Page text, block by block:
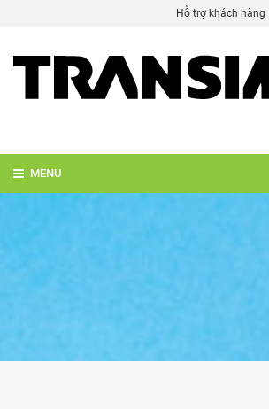
Hỗ trợ khách hàng